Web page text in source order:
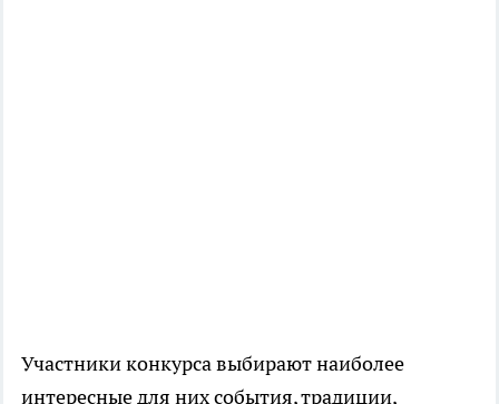
Участники конкурса выбирают наиболее
интересные для них события, традиции,